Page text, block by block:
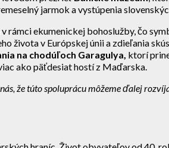
jarmok a vystúpenia
v rámci ekumenickej bohoslužby, čo
života v Európskej únii a zdieľania
na chodúľoch Garagulya ktorí
ako päťdesiat hostí z Maďarska.
že túto spoluprácu môžeme ďalej